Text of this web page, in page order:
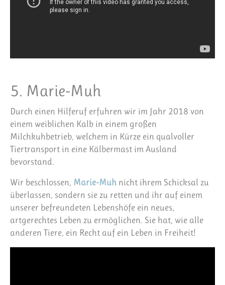
5. Marie-Muh
Durch einen Hilferuf erfuhren wir im Jahr 2018 von
einem weiblichen Kalb in einem großen
Milchkuhbetrieb, welchem in Kürze ein qualvoller
Tiertransport in eine Kälbermast im Ausland
bevorstand.
Wir beschlossen, Marie-Muh nicht ihrem Schicksal zu
überlassen, sondern sie zu retten und ihr auf einem
unserer befreundeten Lebenshöfe ein neues,
artgerechtes Leben zu ermöglichen. Sie hat, wie alle
anderen Tiere, ein Recht auf ein Leben in Freiheit!